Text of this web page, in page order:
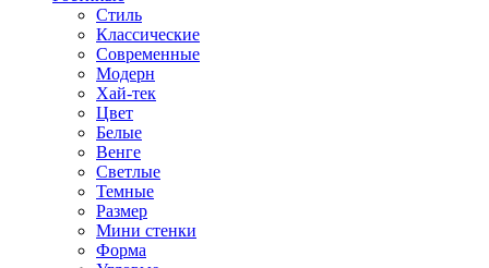
Стиль
Классические
Современные
Модерн
Хай-тек
Цвет
Белые
Венге
Светлые
Темные
Размер
Мини стенки
Форма